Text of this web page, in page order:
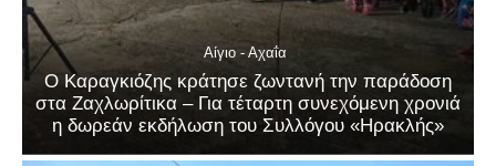
Αίγιο - Αχαΐα
Ο Καραγκιόζης κράτησε ζωντανή την παράδοση
στα Ζαχλωρίτικα – Για τέταρτη συνεχόμενη χρονιά
η δωρεάν εκδήλωση του Συλλόγου «Ηρακλής»